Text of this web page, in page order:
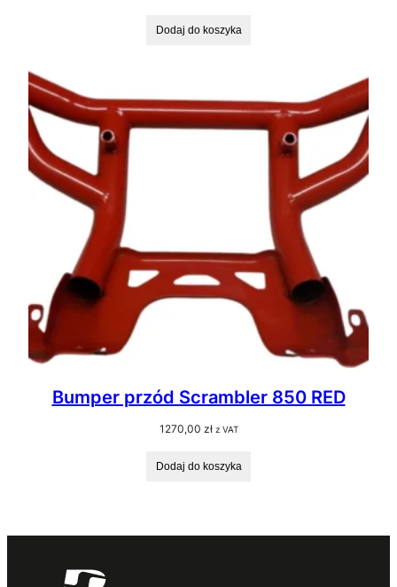
Dodaj do koszyka
Bumper przód Scrambler 850 RED
1270,00 zł z VAT
Dodaj do koszyka